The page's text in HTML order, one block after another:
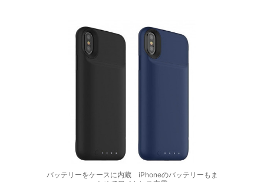
バッテリーをケースに内蔵 iPhoneのバッテリーもま